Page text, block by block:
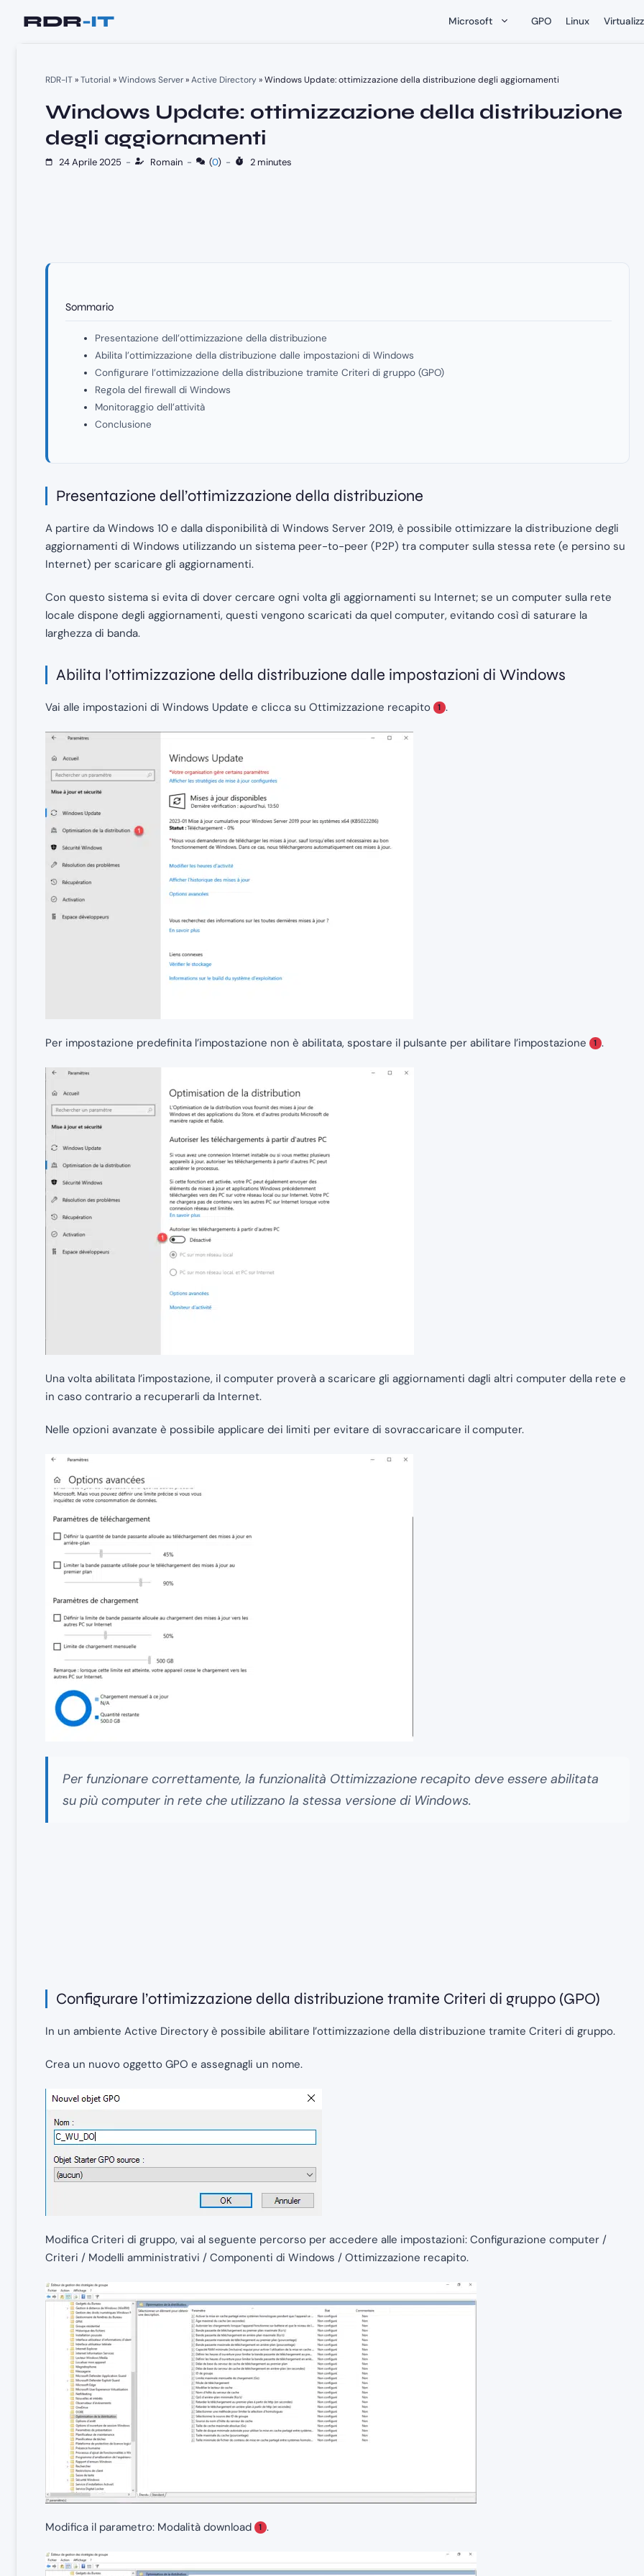
Microsoft GPO Linux
RDR-IT»Tutorial »Windows Server»Active Directory»Windows Update: ottimizzazione della distribuzione degli aggiornamenti
Windows Update: ottimizzazione della distribuzione
degli aggiornamenti
24 Aprile 2025 - Romain - (0) - 2 minutes
Sommario
Presentazione dell’ottimizzazione della distribuzione
Abilita l’ottimizzazione della distribuzione dalle impostazioni di Windows
Configurare l’ottimizzazione della distribuzione tramite Criteri di gruppo (GPO)
Regola del firewall di Windows
Monitoraggio dell’attività
Conclusione
Presentazione dell’ottimizzazione della distribuzione
A partire da Windows 10 e dalla disponibilità di Windows Server 2019, è possibile ottimizzare la distribuzione degli
aggiornamenti di Windows utilizzando un sistema peer-to-peer (P2P) tra computer sulla stessa rete (e persino su
Internet) per scaricare gli aggiornamenti.
Con questo sistema si evita di dover cercare ogni volta gli aggiornamenti su Internet; se un computer sulla rete
locale dispone degli aggiornamenti, questi vengono scaricati da quel computer, evitando così di saturare la
larghezza di banda.
Abilita l’ottimizzazione della distribuzione dalle impostazioni di Windows
Vai alle impostazioni di Windows Update e clicca su Ottimizzazione recapito 1 .
Per impostazione predefinita l’impostazione non è abilitata, spostare il pulsante per abilitare l’impostazione 1 .
Una volta abilitata l’impostazione, il computer proverà a scaricare gli aggiornamenti dagli altri computer della rete e
in caso contrario a recuperarli da Internet.
Nelle opzioni avanzate è possibile applicare dei limiti per evitare di sovraccaricare il computer.
Per funzionare correttamente, la funzionalità Ottimizzazione recapito deve essere abilitata
su più computer in rete che utilizzano la stessa versione di Windows.
Configurare l’ottimizzazione della distribuzione tramite Criteri di gruppo (GPO)
In un ambiente Active Directory è possibile abilitare l’ottimizzazione della distribuzione tramite Criteri di gruppo.
Crea un nuovo oggetto GPO e assegnagli un nome.
Modifica Criteri di gruppo, vai al seguente percorso per accedere alle impostazioni: Configurazione computer /
Criteri / Modelli amministrativi / Componenti di Windows / Ottimizzazione recapito.
Modifica il parametro: Modalità download 1 .